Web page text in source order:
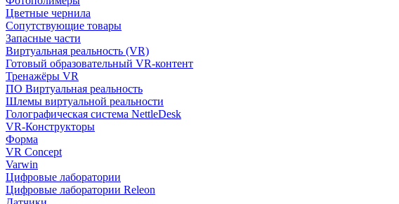
Цветные чернила
Сопутствующие товары
Запасные части
Виртуальная реальность (VR)
Готовый образовательный VR-контент
Тренажёры VR
ПО Виртуальная реальность
Шлемы виртуальной реальности
Голографическая система NettleDesk
VR-Конструкторы
Форма
VR Concept
Varwin
Цифровые лаборатории
Цифровые лаборатории Releon